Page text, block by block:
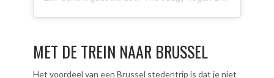
MET DE TREIN NAAR BRUSSEL
Het voordeel van een Brussel stedentrip is dat je niet